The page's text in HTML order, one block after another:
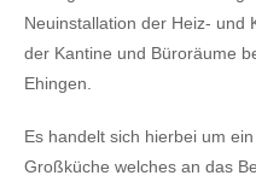
Neuinstallation der Heiz- und
der Kantine und Büroräume
Ehingen.
Es handelt sich hierbei um
Großküche welches an das